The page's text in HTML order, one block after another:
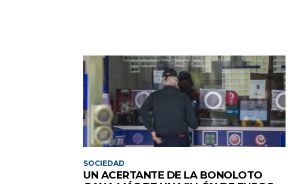
SOCIEDAD
UN ACERTANTE DE LA BONOLOTO